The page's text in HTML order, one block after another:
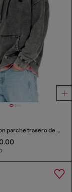
Sudadera con parche trasero de corte bruto